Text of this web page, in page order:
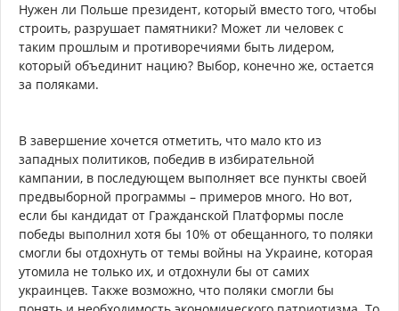
Нужен ли Польше президент, который вместо того, чтобы
строить, разрушает памятники? Может ли человек с
таким прошлым и противоречиями быть лидером,
который объединит нацию? Выбор, конечно же, остается
за поляками.
В завершение хочется отметить, что мало кто из
западных политиков, победив в избирательной
кампании, в последующем выполняет все пункты своей
предвыборной программы – примеров много. Но вот,
если бы кандидат от Гражданской Платформы после
победы выполнил хотя бы 10% от обещанного, то поляки
смогли бы отдохнуть от темы войны на Украине, которая
утомила не только их, и отдохнули бы от самих
украинцев. Также возможно, что поляки смогли бы